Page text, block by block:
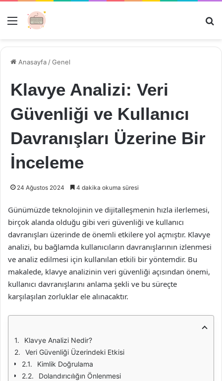
Menü
Anasayfa /Genel
Klavye Analizi: Veri
Güvenliği ve Kullanıcı
Davranışları Üzerine Bir
İnceleme
24 Ağustos 2024 4 dakika okuma süresi
Günümüzde teknolojinin ve dijitalleşmenin hızla ilerlemesi,
birçok alanda olduğu gibi veri güvenliği ve kullanıcı
davranışları üzerinde de önemli etkilere yol açmıştır. Klavye
analizi, bu bağlamda kullanıcıların davranışlarının izlenmesi
ve analiz edilmesi için kullanılan etkili bir yöntemdir. Bu
makalede, klavye analizinin veri güvenliği açısından önemi,
kullanıcı davranışlarını anlama şekli ve bu süreçte
karşılaşılan zorluklar ele alınacaktır.
Klavye Analizi Nedir?
Veri Güvenliği Üzerindeki Etkisi
Kimlik Doğrulama
Dolandırıcılığın Önlenmesi